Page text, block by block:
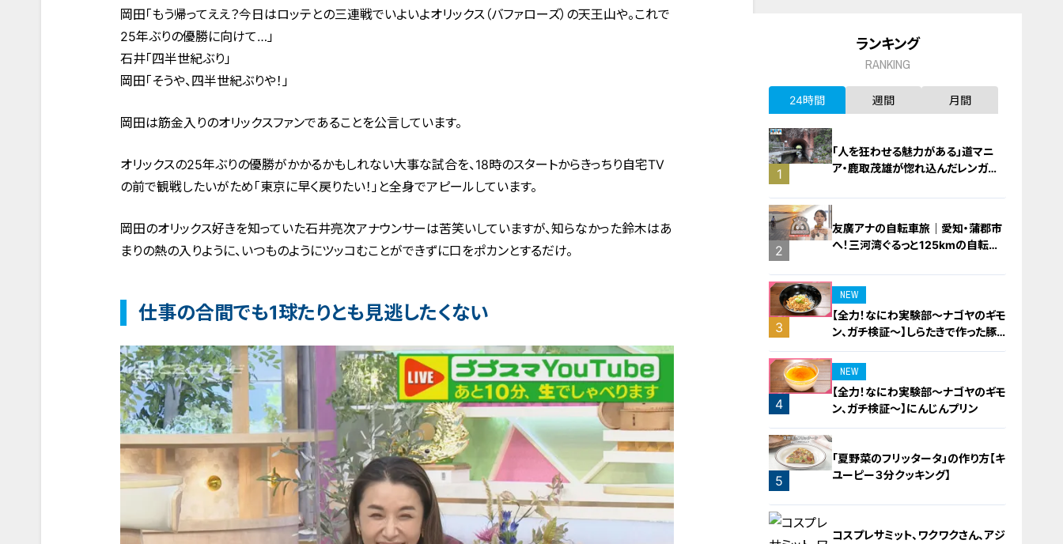
岡田「もう帰ってええ？今日はロッテとの三連戦でいよいよオリックス（バファローズ）の天王山や。これで
25年ぶりの優勝に向けて…」
石井「四半世紀ぶり」
岡田「そうや、四半世紀ぶりや！」
岡田は筋金入りのオリックスファンであることを公言しています。
オリックスの25年ぶりの優勝がかかるかもしれない大事な試合を、18時のスタートからきっちり自宅TV
の前で観戦したいがため「東京に早く戻りたい！」と全身でアピールしています。
岡田のオリックス好きを知っていた石井亮次アナウンサーは苦笑いしていますが、知らなかった鈴木はあ
まりの熱の入りように、いつものようにツッコむことができずに口をポカンとするだけ。
仕事の合間でも1球たりとも見逃したくない
ランキング
RANKING
24時間 週間 月間
1
「人を狂わせる魅力がある」道マニ
ア・鹿取茂雄が惚れ込んだレンガの
2
友廣アナの自転車旅｜愛知・蒲郡市
へ！三河湾ぐるっと125kmの自転車
3
NEW
【全力！なにわ実験部～ナゴヤのギモ
ン、ガチ検証～】しらたきで作った豚
バラミンチの油そば
4
NEW
【全力！なにわ実験部～ナゴヤのギモ
ン、ガチ検証～】にんじんプリン
5
「夏野菜のフリッタータ」の作り方【キ
ユーピー３分クッキング】
コスプレサミット、ワクワクさん、アジ